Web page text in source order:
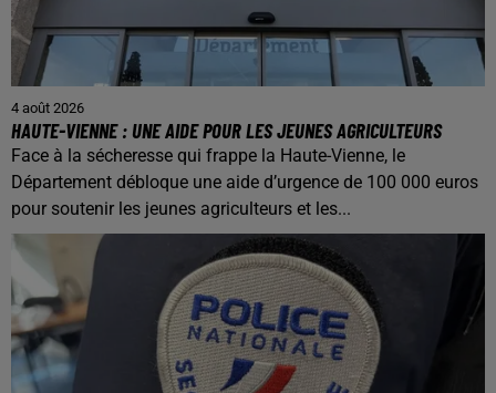
4 août 2026
HAUTE-VIENNE : UNE AIDE POUR LES JEUNES AGRICULTEURS
Face à la sécheresse qui frappe la Haute-Vienne, le
Département débloque une aide d’urgence de 100 000 euros
pour soutenir les jeunes agriculteurs et les...